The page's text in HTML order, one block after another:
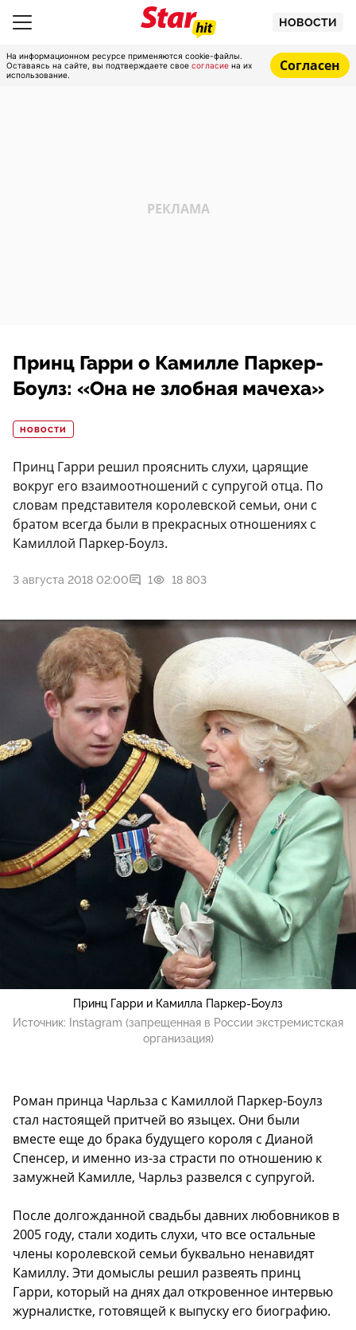
НОВОСТИ
На информационном ресурсе применяются cookie-файлы.
Оставаясь на сайте, вы подтверждаете свое согласие на их
использование.
Согласен
Принц Гарри о Камилле Паркер-
Боулз: «Она не злобная мачеха»
НОВОСТИ
Принц Гарри решил прояснить слухи, царящие
вокруг его взаимоотношений с супругой отца. По
словам представителя королевской семьи, они с
братом всегда были в прекрасных отношениях с
Камиллой Паркер-Боулз.
3 августа 2018 02:00 1 18 803
Принц Гарри и Камилла Паркер-Боулз
Источник:
Instagram (запрещенная в России экстремистская
организация)
Роман принца Чарльза с Камиллой Паркер-Боулз
стал настоящей притчей во языцех. Они были
вместе еще до брака будущего короля с Дианой
Спенсер, и именно из-за страсти по отношению к
замужней Камилле, Чарльз развелся с супругой.
После долгожданной свадьбы давних любовников в
2005 году, стали ходить слухи, что все остальные
члены королевской семьи буквально ненавидят
Камиллу. Эти домыслы решил развеять принц
Гарри, который на днях дал откровенное интервью
журналистке, готовящей к выпуску его биографию.